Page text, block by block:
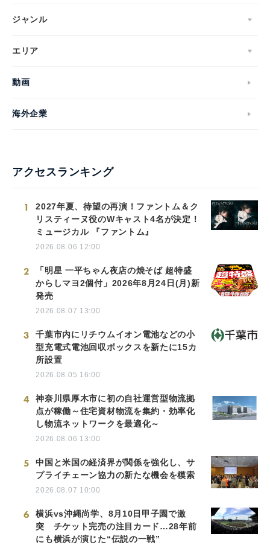
ジャンル
エリア
動画
海外企業
アクセスランキング
1
2027年夏、待望の再演！ファントム＆ク
リスティーヌ役のWキャスト4名が決定！
ミュージカル 『ファントム』
2026.08.06 12:00
2
「明星 一平ちゃん夜店の焼そば 超特盛
からしマヨ2個付」2026年8月24日(月)新
発売
2026.08.07 13:00
3
千葉市内にリチウムイオン電池などの小
型充電式電池回収ボックスを新たに15カ
所設置
2026.08.05 16:00
4
神奈川県厚木市に初の自社運営型物流拠
点が稼働～住宅資材物流を集約・効率化
し物流ネットワークを最適化～
2026.08.06 13:00
5
中国と米国の経済界が関係を強化し、サ
プライチェーン協力の新たな機会を模索
2026.08.07 10:00
6
横浜vs沖縄尚学、8月10日甲子園で激
突 チケット完売の注目カード…28年前
にも横浜が演じた“伝説の一戦”